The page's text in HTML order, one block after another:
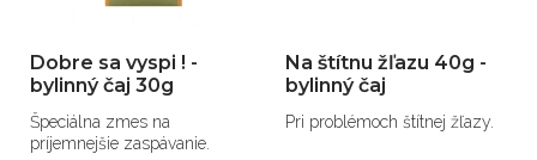
Dobre sa vyspi ! -
bylinný čaj 30g
Špeciálna zmes na
príjemnejšie zaspávanie.
Na štítnu žľazu 40g -
bylinný čaj
Pri problémoch štítnej žľazy.